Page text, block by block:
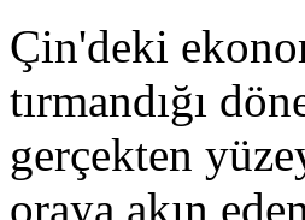
Çin'deki
tırmandığı
gerçekten
oraya akın